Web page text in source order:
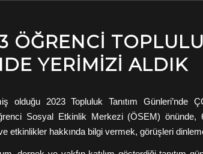
ÖĞRENCI
YERIMIZI ALDIK
olduğu 2023 Topluluk Tanıtım
Sosyal Etkinlik Merkezi (ÖSEM)
etkinlikler hakkında bilgi vermek, görüşleri